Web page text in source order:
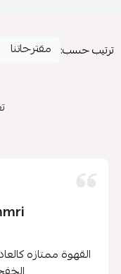
ترتيب حسب:
القهوة ممتازه